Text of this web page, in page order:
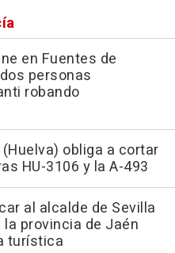
en Fuentes de
personas
robando
obliga a cortar
HU-3106 y la A-493
al alcalde de Sevilla
provincia de Jaén
turística